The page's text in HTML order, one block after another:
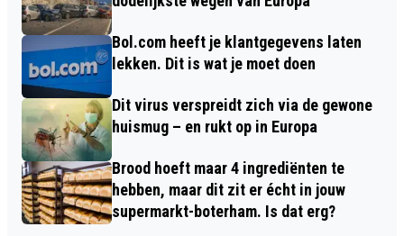
Bol.com heeft je klantgegevens laten
lekken. Dit is wat je moet doen
Dit virus verspreidt zich via de gewone
huismug – en rukt op in Europa
Brood hoeft maar 4 ingrediënten te
hebben, maar dit zit er écht in jouw
supermarkt-boterham. Is dat erg?